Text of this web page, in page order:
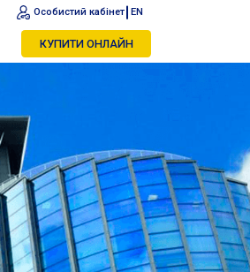
Особистий кабінет EN
КУПИТИ ОНЛАЙН